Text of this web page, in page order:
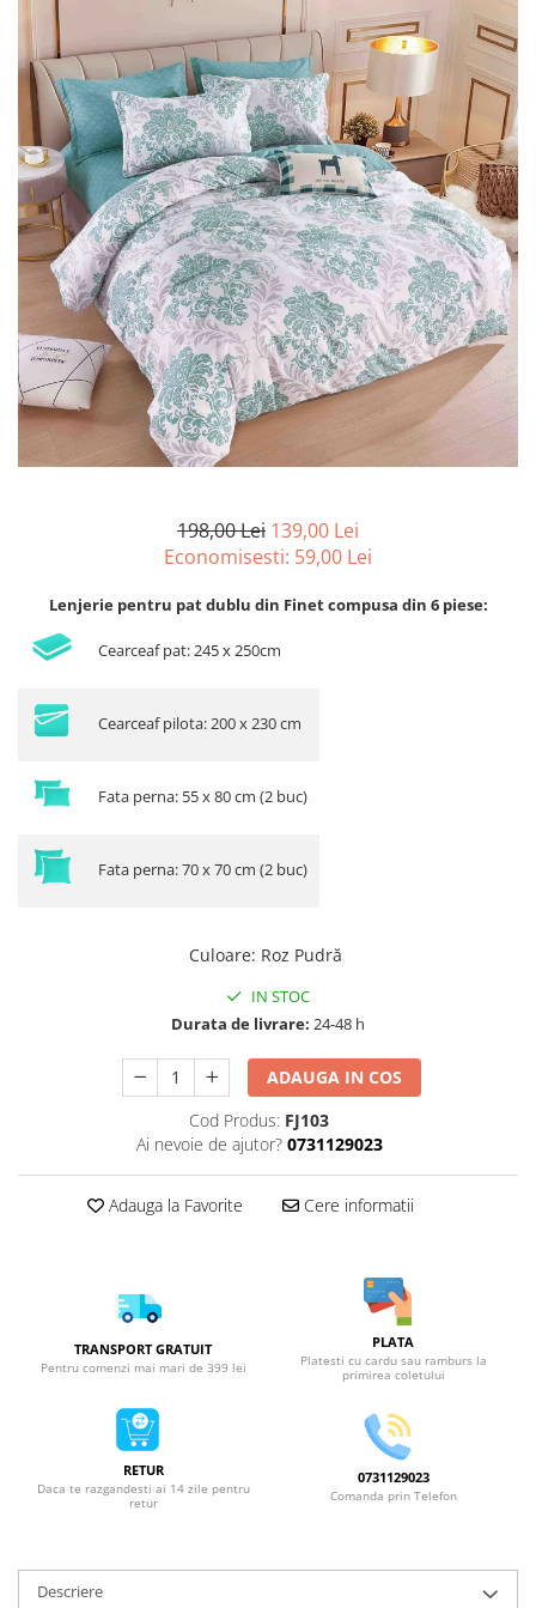
Lenjerii de pat Bumbac Poplin
Lenjerii de pat Catifea
Lenjerii de pat Damasc
Lenjerii de pat Finet + 2 Draperii
Lenjerii de pat Finet cu PLIURI
Lenjerii de pat finet Home
Lenjerii de pat Saten 4 piese cu
elastic
198,00 Lei 139,00 Lei
Economisesti: 59,00 Lei
Lenjerie pentru pat dublu din Finet compusa din 6 piese:
Cearceaf pat: 245 x 250cm
Cearceaf pilota: 200 x 230 cm
Fata perna: 55 x 80 cm (2 buc)
Fata perna: 70 x 70 cm (2 buc)
Culoare: Roz Pudră
IN STOC
Durata de livrare: 24-48 h
ADAUGA IN COS
Cod Produs: FJ103
Ai nevoie de ajutor? 0731129023
Adauga la Favorite Cere informatii
TRANSPORT GRATUIT
Pentru comenzi mai mari de 399 lei
PLATA
Platesti cu cardu sau ramburs la
primirea coletului
RETUR
Daca te razgandesti ai 14 zile pentru
retur
0731129023
Comanda prin Telefon
Descriere